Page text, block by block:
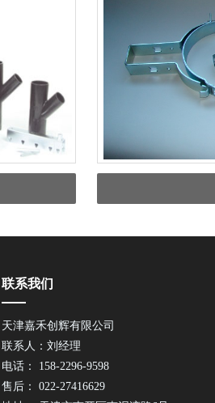
联系我们
天津嘉禾创辉有限公司
联系人：刘经理
电话： 158-2296-9598
售后： 022-27416629